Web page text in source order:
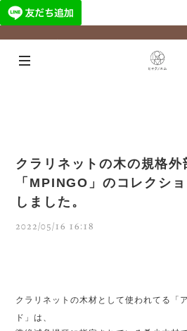
クラリネットの木の規格外
「MPINGO」のコレクシ
しました。
2022/05/16 16:18
クラリネットの木材として使われてる
「
ド」は、